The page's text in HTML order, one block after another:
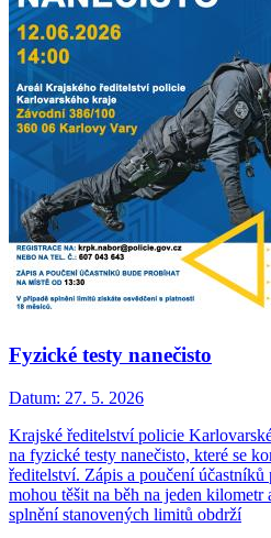
Fyzické testy nanečisto
Datum: 27. 5. 2026
Krajské ředitelství policie
na fyzické testy nanečisto, které se
ředitelství. Zápis a poučení
mohou těšit na běh na jeden kilometr
splnění stanovených limitů obdrží